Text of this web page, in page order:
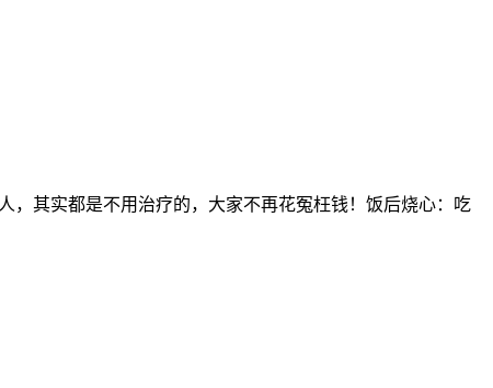
，其实都是不用治疗的，大家不再花冤枉钱！饭后烧心：吃